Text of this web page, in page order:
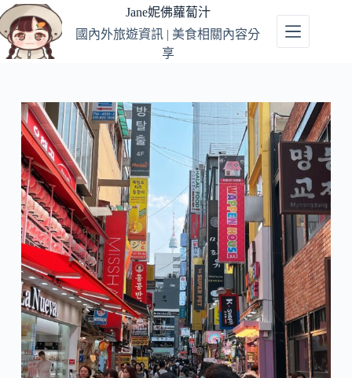
跳
至
主
Jane妮佛蘿蔔汁
國內外旅遊資訊 | 美食相關內容分
享